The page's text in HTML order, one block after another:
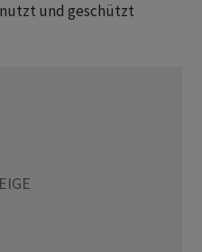
und geschützt